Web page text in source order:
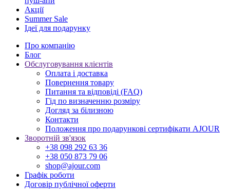
Акції
Summer Sale
Ідеї для подарунку
Про компанію
Блог
Обслуговування клієнтів
Оплата і доставка
Повернення товару
Питання та відповіді (FAQ)
Гід по визначенню розміру
Догляд за білизною
Контакти
Положення про подарункові сертифікати AJOUR
Зворотній зв'язок
+38 098 292 63 36
+38 050 873 79 06
shop@ajour.com
Графік роботи
Договір публічної оферти